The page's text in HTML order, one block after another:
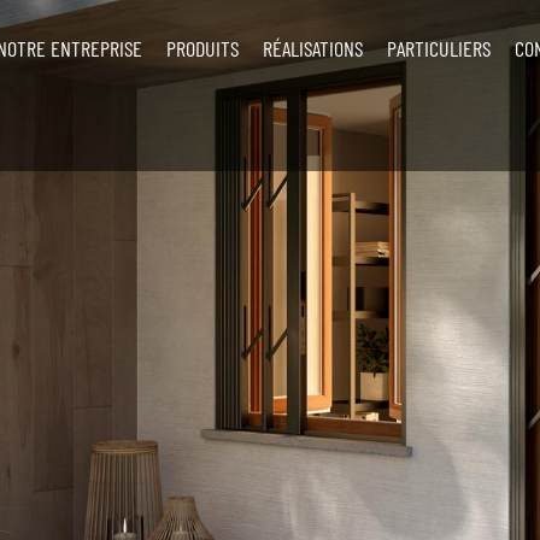
ENTREPRISE PRODUITS RÉALISATIONS PARTICULIERS